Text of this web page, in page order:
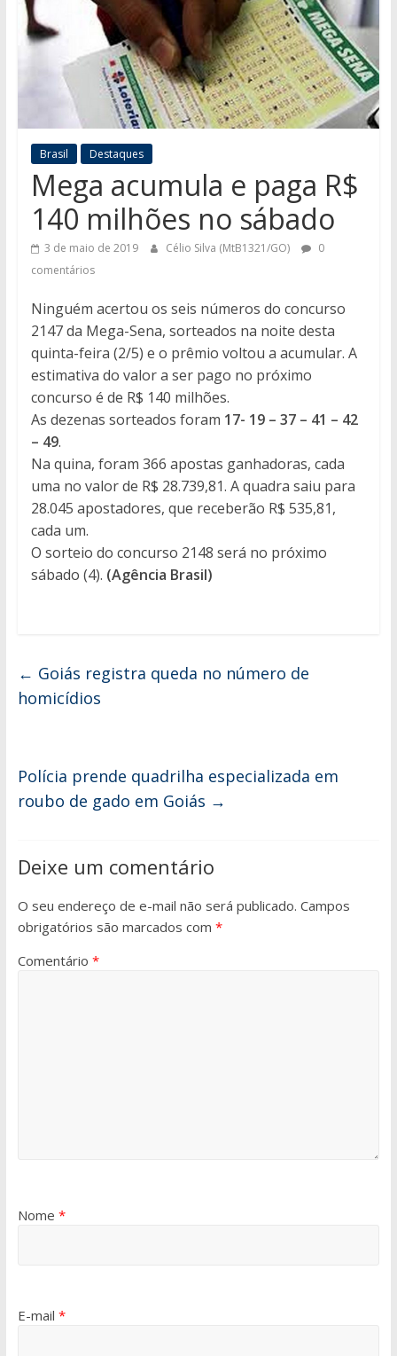
Brasil Destaques
Mega acumula e paga R$
140 milhões no sábado
3 de maio de 2019 Célio Silva (MtB1321/GO)
0
comentários
Ninguém acertou os seis números do concurso
2147 da Mega-Sena, sorteados na noite desta
quinta-feira (2/5) e o prêmio voltou a acumular. A
estimativa do valor a ser pago no próximo
concurso é de R$ 140 milhões.
As dezenas sorteados foram 17- 19 – 37 – 41 – 42
– 49.
Na quina, foram 366 apostas ganhadoras, cada
uma no valor de R$ 28.739,81. A quadra saiu para
28.045 apostadores, que receberão R$ 535,81,
cada um.
O sorteio do concurso 2148 será no próximo
sábado (4). (Agência Brasil)
← Goiás registra queda no número de
homicídios
Polícia prende quadrilha especializada em
roubo de gado em Goiás →
Deixe um comentário
O seu endereço de e-mail não será publicado. Campos
obrigatórios são marcados com *
Comentário *
Nome *
E-mail *